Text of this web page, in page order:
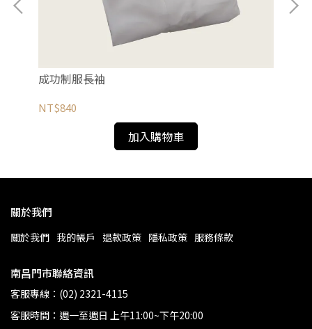
成功制服長袖
NT$840
加入購物車
關於我們
關於我們 我的帳戶 退款政策 隱私政策 服務條款
南昌門市聯絡資訊
客服專線：(02) 2321-4115
客服時間：週一至週日 上午11:00~下午20:00